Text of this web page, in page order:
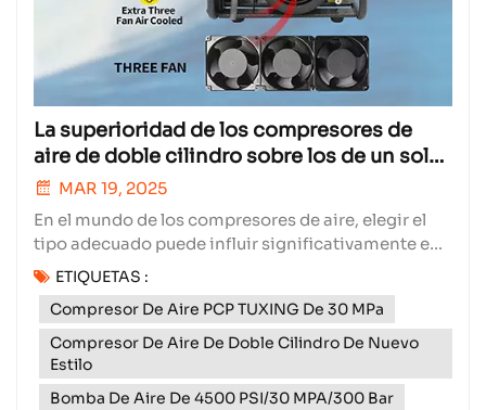
La superioridad de los compresores de
aire de doble cilindro sobre los de un solo
cilindro
MAR 19, 2025
En el mundo de los compresores de aire, elegir el
tipo adecuado puede influir significativamente en
la eficiencia y el rendimiento de sus operaciones.
Hoy exploraremos por qué los compresores de aire
de dos cilindros suelen ser mejores que los de un
solo cilindro.Potencia de salida inigualableLos co...
ETIQUETAS :
Compresor De Aire PCP TUXING De 30 MPa
Compresor De Aire De Doble Cilindro De Nuevo
Estilo
Bomba De Aire De 4500 PSI/30 MPA/300 Bar